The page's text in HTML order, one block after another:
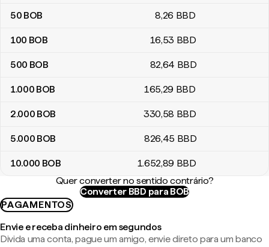
50 BOB 8,26 BBD
100 BOB 16,53 BBD
500 BOB 82,64 BBD
1.000 BOB 165,29 BBD
2.000 BOB 330,58 BBD
5.000 BOB 826,45 BBD
10.000 BOB 1.652,89 BBD
Quer converter no sentido contrário?
Converter BBD para BOB
PAGAMENTOS
Envie e receba dinheiro em segundos
Divida uma conta, pague um amigo, envie direto para um banco